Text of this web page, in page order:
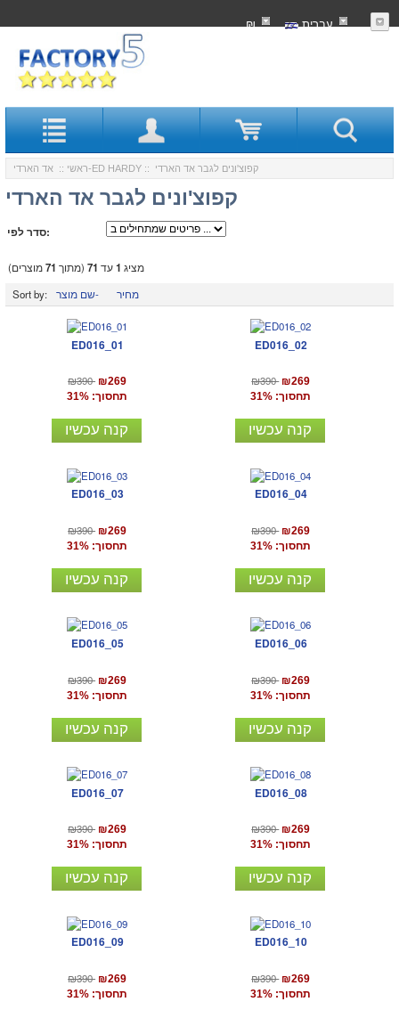
עִברִית ₪
ראשי :: אד הארדי-ED HARDY :: קפוצ'ונים לגבר אד הארדי
קפוצ'ונים לגבר אד הארדי
סדר לפי:
מציג 1עד 71 (מתוך 71מוצרים)
Sort by:
שם מוצר- מחיר
ED016_01
₪390 ₪269
תחסוך: 31%
קנה עכשיו
ED016_02
₪390 ₪269
תחסוך: 31%
קנה עכשיו
ED016_03
₪390 ₪269
תחסוך: 31%
קנה עכשיו
ED016_04
₪390 ₪269
תחסוך: 31%
קנה עכשיו
ED016_05
₪390 ₪269
תחסוך: 31%
קנה עכשיו
ED016_06
₪390 ₪269
תחסוך: 31%
קנה עכשיו
ED016_07
₪390 ₪269
תחסוך: 31%
קנה עכשיו
ED016_08
₪390 ₪269
תחסוך: 31%
קנה עכשיו
ED016_09
₪390 ₪269
תחסוך: 31%
ED016_10
₪390 ₪269
תחסוך: 31%